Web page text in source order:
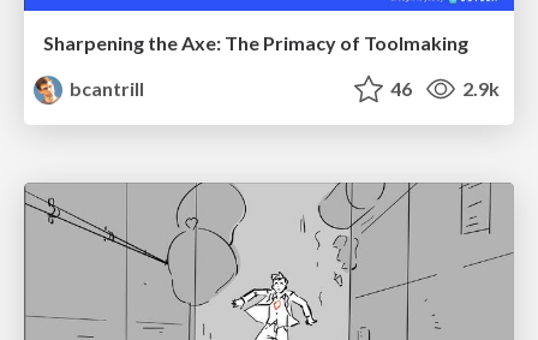
Sharpening the Axe: The Primacy of Toolmaking
bcantrill
46 2.9k